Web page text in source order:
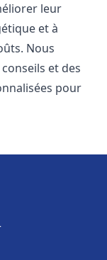
leur
et à
Nous
et des
pour